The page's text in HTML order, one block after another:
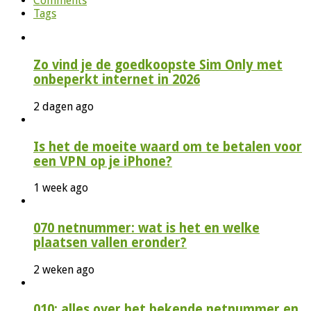
Tags
Zo vind je de goedkoopste Sim Only met
onbeperkt internet in 2026
2 dagen ago
Is het de moeite waard om te betalen voor
een VPN op je iPhone?
1 week ago
070 netnummer: wat is het en welke
plaatsen vallen eronder?
2 weken ago